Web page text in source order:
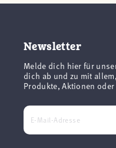
Newsletter
Melde dich hier für
dich ab und zu mit
Produkte, Aktionen